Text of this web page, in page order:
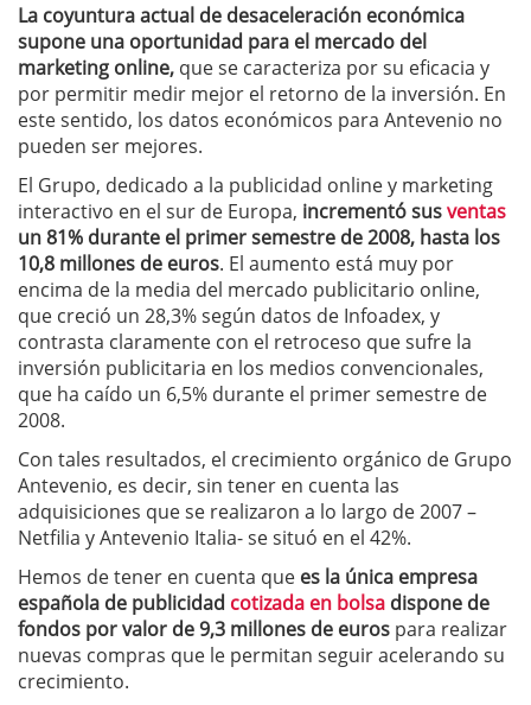
La coyuntura actual de desaceleración económica
supone una oportunidad para el mercado del
marketing online, que se caracteriza por su eficacia y
por permitir medir mejor el retorno de la inversión. En
este sentido, los datos económicos para Antevenio no
pueden ser mejores.
El Grupo, dedicado a la publicidad online y marketing
interactivo en el sur de Europa, incrementó susventas
un 81% durante el primer semestre de 2008, hasta los
10,8 millones de euros. El aumento está muy por
encima de la media del mercado publicitario online,
que creció un 28,3% según datos de Infoadex, y
contrasta claramente con el retroceso que sufre la
inversión publicitaria en los medios convencionales,
que ha caído un 6,5% durante el primer semestre de
2008.
Con tales resultados, el crecimiento orgánico de Grupo
Antevenio, es decir, sin tener en cuenta las
adquisiciones que se realizaron a lo largo de 2007 –
Netfilia y Antevenio Italia- se situó en el 42%.
Hemos de tener en cuenta que es la única empresa
española de publicidad cotizada en bolsa dispone de
fondos por valor de 9,3 millones de euros para realizar
nuevas compras que le permitan seguir acelerando su
crecimiento.